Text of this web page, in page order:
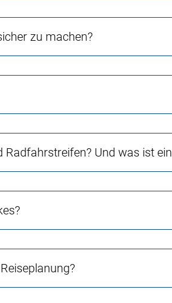
zu machen?
Und was ist